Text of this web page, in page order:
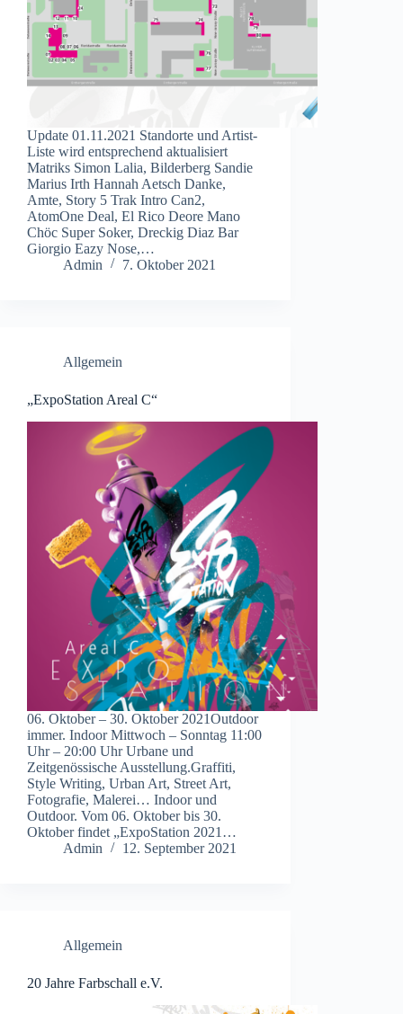
Update 01.11.2021 Standorte und Artist-
Liste wird entsprechend aktualisiert
Matriks Simon Lalia, Bilderberg Sandie
Marius Irth Hannah Aetsch Danke,
Amte, Story 5 Trak Intro Can2,
AtomOne Deal, El Rico Deore Mano
Chöc Super Soker, Dreckig Diaz Bar
Giorgio Eazy Nose,…
Admin
7. Oktober 2021
Allgemein
„ExpoStation Areal C“
06. Oktober – 30. Oktober 2021Outdoor
immer. Indoor Mittwoch – Sonntag 11:00
Uhr – 20:00 Uhr Urbane und
Zeitgenössische Ausstellung.Graffiti,
Style Writing, Urban Art, Street Art,
Fotografie, Malerei… Indoor und
Outdoor. Vom 06. Oktober bis 30.
Oktober findet „ExpoStation 2021…
Admin
12. September 2021
Allgemein
20 Jahre Farbschall e.V.